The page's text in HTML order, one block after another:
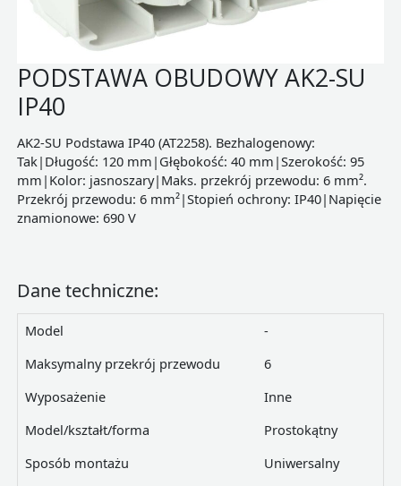
PODSTAWA OBUDOWY AK2-SU
IP40
AK2-SU Podstawa IP40 (AT2258). Bezhalogenowy:
Tak|Długość: 120 mm|Głębokość: 40 mm|Szerokość: 95
mm|Kolor: jasnoszary|Maks. przekrój przewodu: 6 mm².
Przekrój przewodu: 6 mm²|Stopień ochrony: IP40|Napięcie
znamionowe: 690 V
Dane techniczne:
Model
-
Maksymalny przekrój przewodu
6
Wyposażenie
Inne
Model/kształt/forma
Prostokątny
Sposób montażu
Uniwersalny